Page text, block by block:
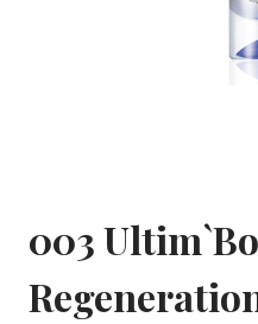
003